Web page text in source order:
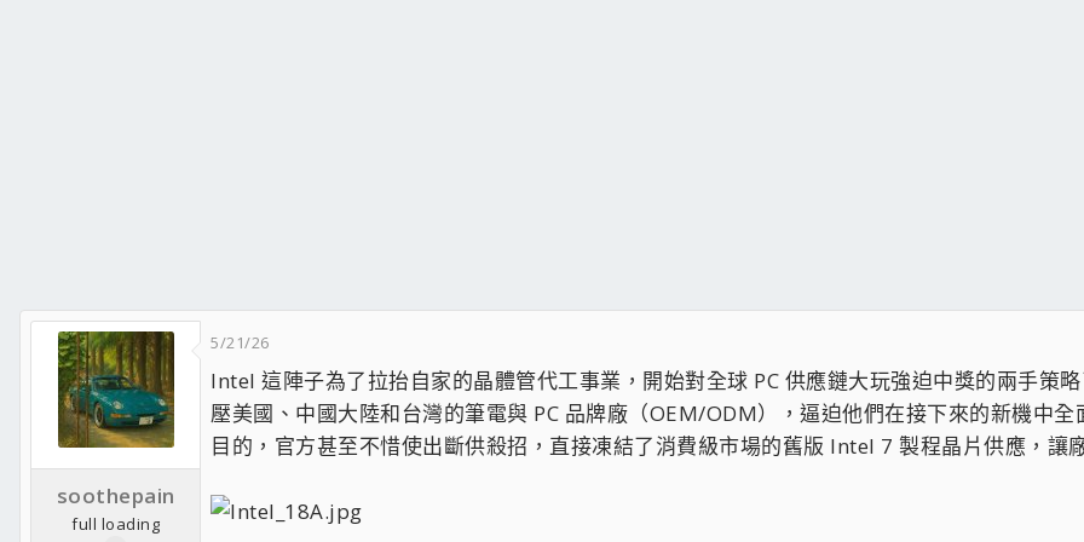
soothepain
full loading
5/21/26
Intel 這陣子為了拉抬自家的晶體管代工事業，開始對全球 PC 供應鏈大玩強迫中獎的兩手策
壓美國、中國大陸和台灣的筆電與 PC 品牌廠（OEM/ODM），逼迫他們在接下來的新機中
目的，官方甚至不惜使出斷供殺招，直接凍結了消費級市場的舊版 Intel 7 製程晶片供應，讓